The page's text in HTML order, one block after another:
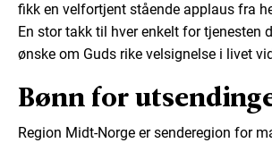
fikk en velfortjent stående applaus fra
En stor takk til hver enkelt for tjenesten
ønske om Guds rike velsignelse i livet
Bønn for
Region Midt-Norge er senderegion for